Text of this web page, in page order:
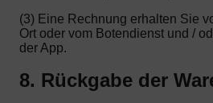
(3) Eine Rechnung erhalten Sie
Ort oder vom Botendienst und /
der App.
8. Rückgabe der